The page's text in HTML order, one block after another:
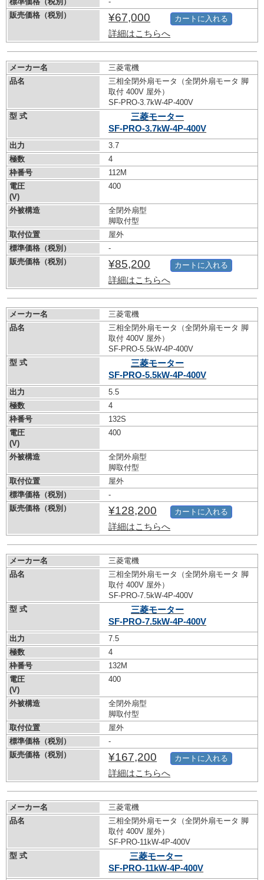
販売価格（税別）
¥67,000
詳細はこちらへ
カートに入れる
メーカー名
三菱電機
品名
三相全閉外扇モータ（全閉外扇モータ 脚
取付 400V 屋外）
SF-PRO-3.7kW-4P-400V
型 式
三菱モーター
SF-PRO-3.7kW-4P-400V
出力
3.7
極数
4
枠番号
112M
電圧
(V)
400
外被構造
全閉外扇型
脚取付型
取付位置
屋外
標準価格（税別）
-
販売価格（税別）
¥85,200
詳細はこちらへ
カートに入れる
メーカー名
三菱電機
品名
三相全閉外扇モータ（全閉外扇モータ 脚
取付 400V 屋外）
SF-PRO-5.5kW-4P-400V
型 式
三菱モーター
SF-PRO-5.5kW-4P-400V
出力
5.5
極数
4
枠番号
132S
電圧
(V)
400
外被構造
全閉外扇型
脚取付型
取付位置
屋外
標準価格（税別）
-
販売価格（税別）
¥128,200
詳細はこちらへ
カートに入れる
メーカー名
三菱電機
品名
三相全閉外扇モータ（全閉外扇モータ 脚
取付 400V 屋外）
SF-PRO-7.5kW-4P-400V
型 式
三菱モーター
SF-PRO-7.5kW-4P-400V
出力
7.5
極数
4
枠番号
132M
電圧
(V)
400
外被構造
全閉外扇型
脚取付型
取付位置
屋外
標準価格（税別）
-
販売価格（税別）
¥167,200
詳細はこちらへ
カートに入れる
メーカー名
三菱電機
品名
三相全閉外扇モータ（全閉外扇モータ 脚
取付 400V 屋外）
SF-PRO-11kW-4P-400V
型 式
三菱モーター
SF-PRO-11kW-4P-400V